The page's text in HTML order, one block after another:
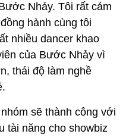
Nhảy. Tôi rất cảm
hành cùng tôi
nhiều dancer khao
của Bước Nhảy vì
thái độ làm nghề
sẽ thành công với
tài năng cho showbiz